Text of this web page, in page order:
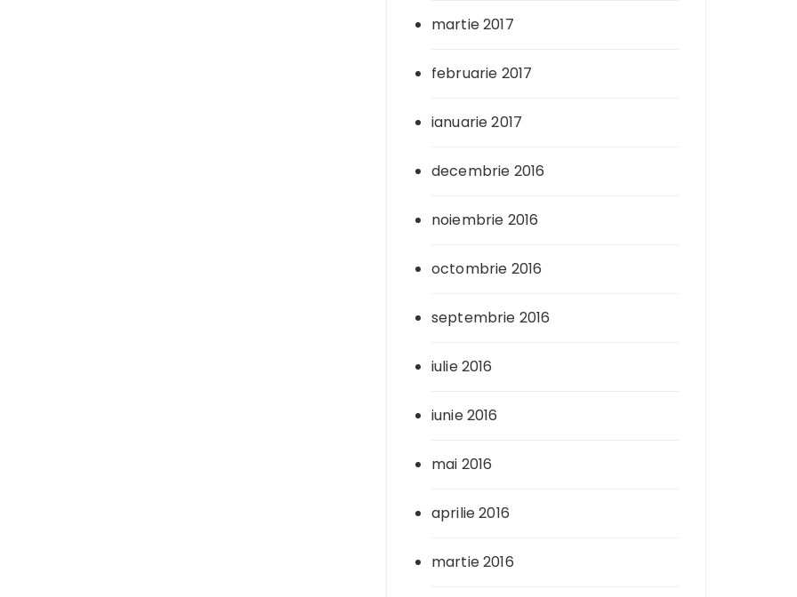
martie 2017
februarie 2017
ianuarie 2017
decembrie 2016
noiembrie 2016
octombrie 2016
septembrie 2016
iulie 2016
iunie 2016
mai 2016
aprilie 2016
martie 2016